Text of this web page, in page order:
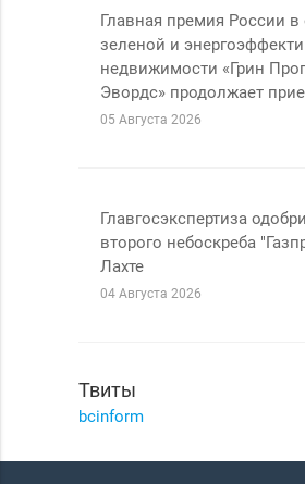
Главная премия России в
зеленой и
недвижимости «Грин
Эвордс» продолжает
05 Августа 2026
Главгосэкспертиза
второго небоскреба
Лахте
04 Августа 2026
Твиты
bcinform